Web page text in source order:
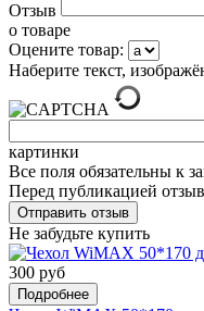
Отзыв
о товаре
Оцените товар:
Наберите текст,
картинки
Все поля обязательны к
Перед публикацией
Не забудьте купить
300 руб
Подробнее